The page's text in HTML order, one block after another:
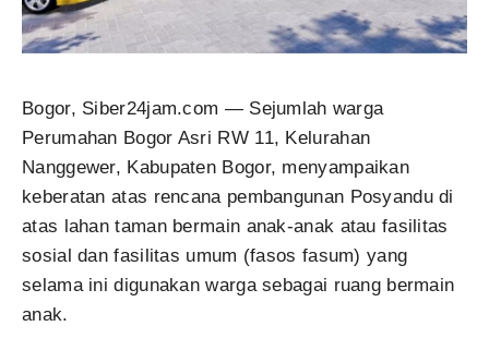
Bogor, Siber24jam.com — Sejumlah warga
Perumahan Bogor Asri RW 11, Kelurahan
Nanggewer, Kabupaten Bogor, menyampaikan
keberatan atas rencana pembangunan Posyandu di
atas lahan taman bermain anak-anak atau fasilitas
sosial dan fasilitas umum (fasos fasum) yang
selama ini digunakan warga sebagai ruang bermain
anak.